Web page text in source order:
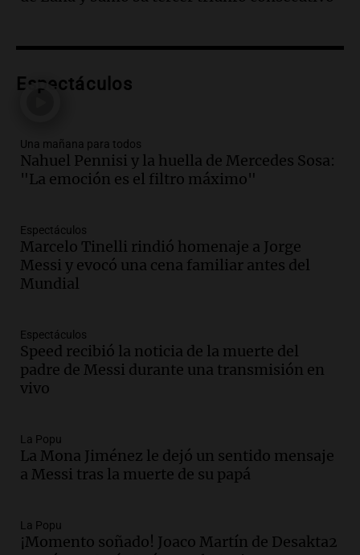
hacerle preguntas y nunca regresó"
Episodios
metros del río Suquía y retiraron hasta
Episodios
Audio.La historia de la servilleta que
firmó Jorge Messi para el primer
Episodios
Audio.Joan Gaspart: "Sin Jorge, no sé si
Messi hubiera llegado adonde llegó"
Audio.El orgullo y el sueño argentino de
Jorge Messi en una entrevista con Rony
Vargas en 2007
Audio.El abuelo de Agostina Vega, tras
las nuevas detenciones: "En esa casa
Episodios
Audio. Una nutricionista derribó el mito
Espectáculos
Una mañana para todos
Nahuel Pennisi y la huella de Mercedes Sosa:
"La emoción es el filtro máximo"
Espectáculos
Marcelo Tinelli rindió homenaje a Jorge
Messi y evocó una cena familiar antes del
Mundial
Espectáculos
Speed recibió la noticia de la muerte del
padre de Messi durante una transmisión en
vivo
La Popu
La Mona Jiménez le dejó un sentido mensaje
a Messi tras la muerte de su papá
La Popu
¡Momento soñado! Joaco Martín de Desakta2